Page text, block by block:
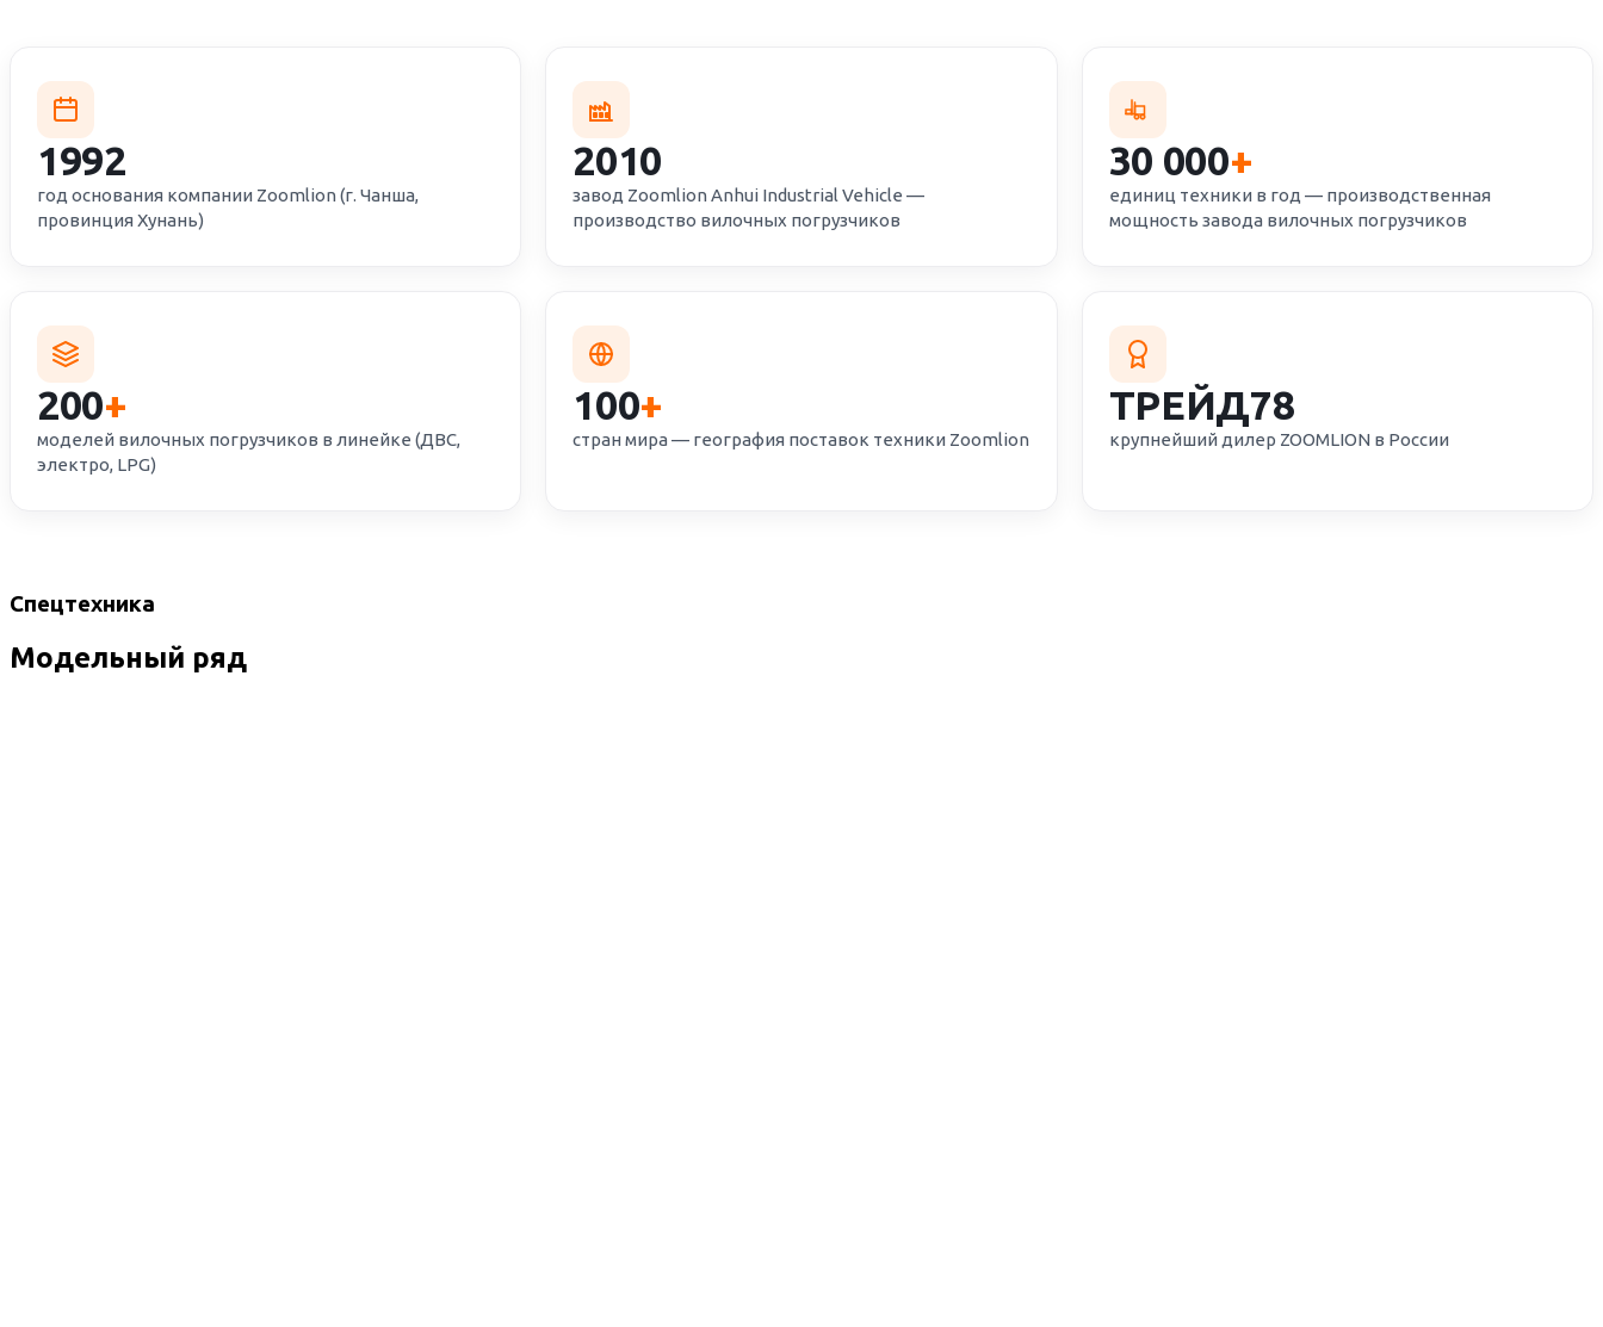
1992
год основания компании Zoomlion (г. Чанша,
провинция Хунань)
2010
завод Zoomlion Anhui Industrial Vehicle —
производство вилочных погрузчиков
30 000+
единиц техники в год — производственная
мощность завода вилочных погрузчиков
200+
моделей вилочных погрузчиков в линейке (ДВС,
электро, LPG)
100+
стран мира — география поставок техники Zoomlion
ТРЕЙД78
крупнейший дилер ZOOMLION в России
Спецтехника
Модельный ряд